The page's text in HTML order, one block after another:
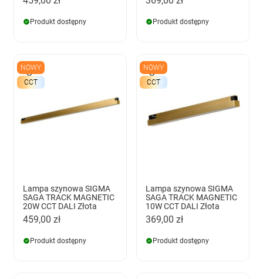
Produkt dostępny Produkt dostępny
NOWY
CCT
Lampa szynowa SIGMA
SAGA TRACK MAGNETIC
20W CCT DALI Złota
459,00 zł
Produkt dostępny
NOWY
CCT
Lampa szynowa SIGMA
SAGA TRACK MAGNETIC
10W CCT DALI Złota
369,00 zł
Produkt dostępny